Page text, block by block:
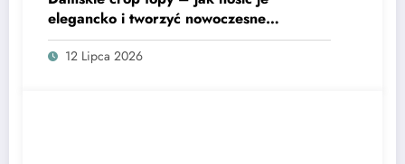
elegancko i tworzyć nowoczesne
stylizacje?
12 Lipca 2026